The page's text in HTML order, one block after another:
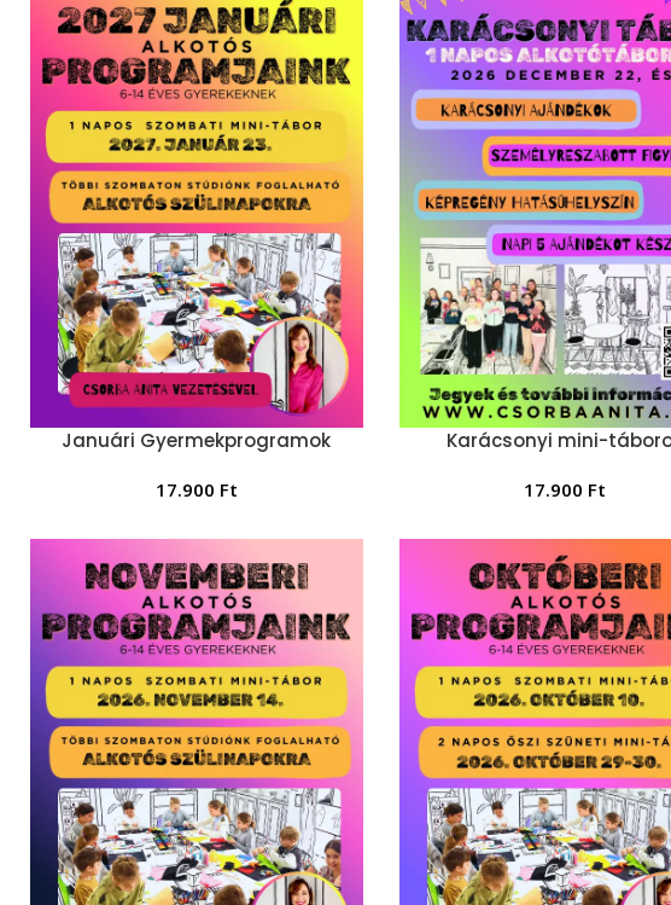
Januári Gyermekprogramok
17.900 Ft
Karácsonyi mini-
17.900 Ft